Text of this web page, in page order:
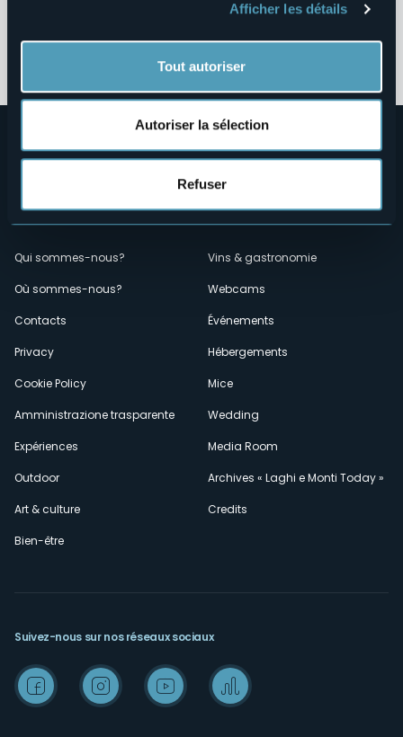
Afficher les détails
Tout autoriser
Autoriser la sélection
Refuser
Menù
secondario
Qui sommes-nous?
Où sommes-nous?
Contacts
Privacy
Cookie Policy
Amministrazione trasparente
Expériences
Outdoor
Art & culture
Bien-être
Vins & gastronomie
Webcams
Événements
Hébergements
Mice
Wedding
Media Room
Archives « Laghi e Monti Today »
Credits
Suivez-nous sur nos réseaux sociaux